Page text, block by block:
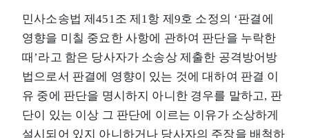
민사소송법 제451조 제1항 제9호 소정의 ‘판결에
영향을 미칠 중요한 사항에 관하여 판단을 누락한
때’라고 함은 당사자가 소송상 제출한 공격방어방
법으로서 판결에 영향이 있는 것에 대하여 판결 이
유 중에 판단을 명시하지 아니한 경우를 말하고, 판
단이 있는 이상 그 판단에 이르는 이유가 소상하게
설시되어 있지 아니하거나 당사자의 주장을 배척하